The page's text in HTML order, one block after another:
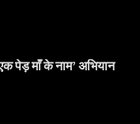
पेड़ माँ के नाम’ अभियान